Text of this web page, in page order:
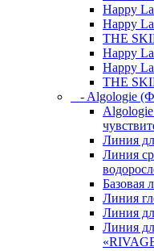
Happy
Happy
THE
Happy
Happy
THE
- Algologie
Линия
Линия
Базовая
Линия
Линия
Линия